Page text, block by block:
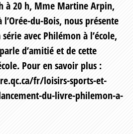
à 20 h, Mme Martine Arpin,
l’Orée-du-Bois, nous présente
avec Philémon à l’école,
d’amitié et de cette
Pour en savoir plus :
fr/loisirs-sports-et-
du-livre-philemon-a-